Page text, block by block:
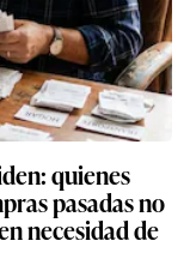
quienes
pasadas no
necesidad de